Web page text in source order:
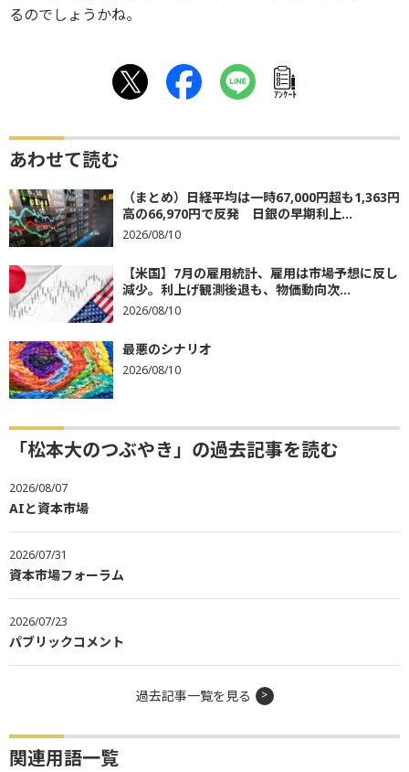
るのでしょうかね。
ｱﾝｹｰﾄ
あわせて読む
（まとめ）日経平均は一時67,000円超も1,363円
高の66,970円で反発 日銀の早期利上...
2026/08/10
【米国】7月の雇用統計、雇用は市場予想に反し
減少。利上げ観測後退も、物価動向次...
2026/08/10
最悪のシナリオ
2026/08/10
「松本大のつぶやき」の過去記事を読む
2026/08/07
AIと資本市場
2026/07/31
資本市場フォーラム
2026/07/23
パブリックコメント
過去記事一覧を見る
関連用語一覧